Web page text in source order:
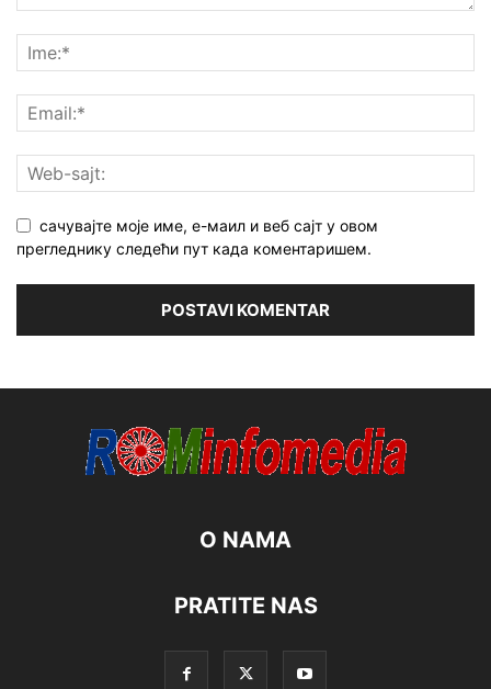
сачувајте моје име, е-маил и веб сајт у овом
прегледнику следећи пут када коментаришем.
O NAMA
PRATITE NAS